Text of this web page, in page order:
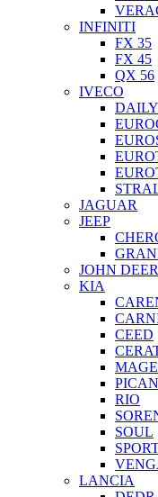
INFINITI
FX 35
FX 45
QX 56
IVECO
DAILY
JAGUAR
JEEP
JOHN
KIA
CEED
RIO
SOUL
LANCIA